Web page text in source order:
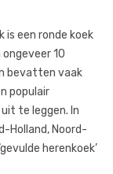
is een ronde koek
10
bevatten vaak
populair
te leggen. In
Holland, Noord-
herenkoek’